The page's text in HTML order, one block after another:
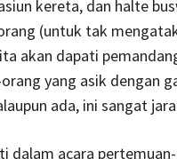
kereta, dan halte
(untuk tak
akan dapati
yang asik dengan
ada, ini sangat
dalam acara